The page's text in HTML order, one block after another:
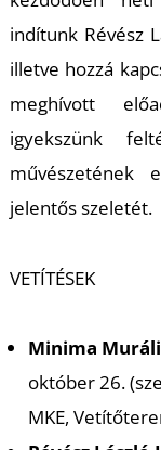
indítunk Révész
illetve hozzá
meghívott
igyekszünk
művészetének
jelentős szeletét.
VETÍTÉSEK
Minima
október 26.
MKE,